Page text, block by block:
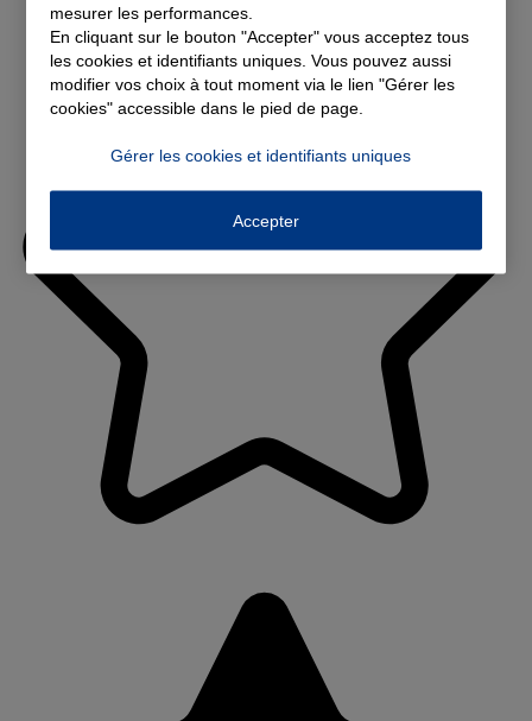
mesurer les performances.
En cliquant sur le bouton "Accepter" vous acceptez tous
les cookies et identifiants uniques. Vous pouvez aussi
modifier vos choix à tout moment via le lien "Gérer les
cookies" accessible dans le pied de page.
Gérer les cookies et identifiants uniques
Accepter